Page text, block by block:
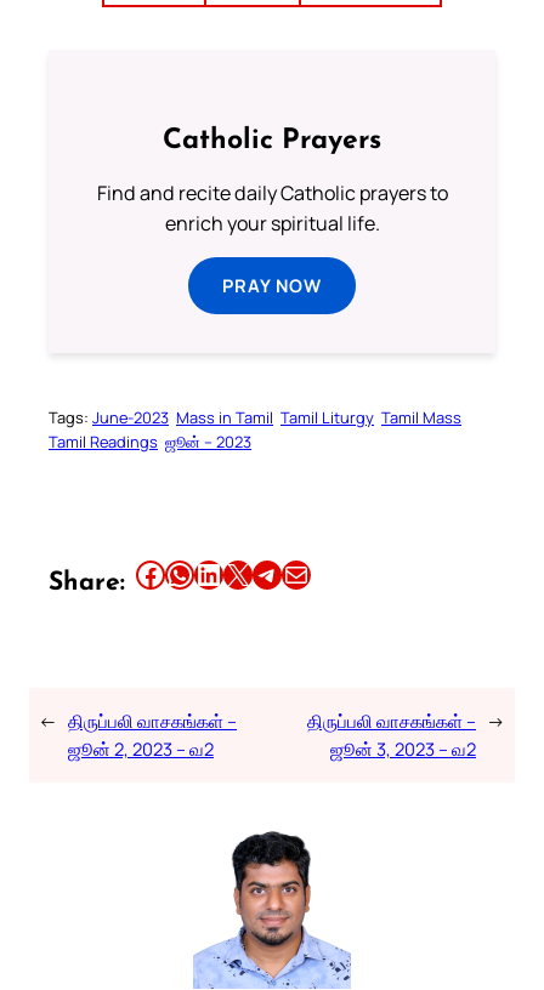
Catholic Prayers
Find and recite daily Catholic prayers to
enrich your spiritual life.
PRAY NOW
Tags: June-2023 Mass in Tamil Tamil Liturgy Tamil Mass
Tamil Readings ஜூன் – 2023
Share: Share this article on Facebook Share this article on WhatsApp Share this article on LinkedIn Share this article on X Share this article on TelegramEmail this Article
← திருப்பலி வாசகங்கள் –
ஜூன் 2, 2023 – வ2
திருப்பலி வாசகங்கள் –
ஜூன் 3, 2023 – வ2
→